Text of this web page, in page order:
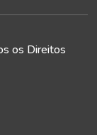
os Direitos